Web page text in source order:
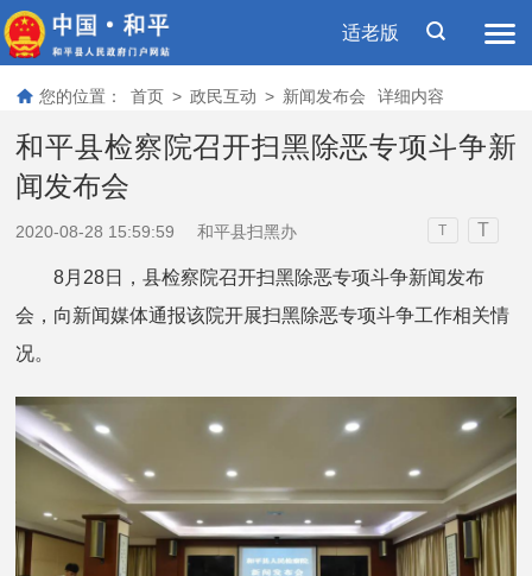
适老版
您的位置： 首页 > 政民互动 > 新闻发布会 详细内容
和平县检察院召开扫黑除恶专项斗争新
闻发布会
2020-08-28 15:59:59 和平县扫黑办 T T
8月28日，县检察院召开扫黑除恶专项斗争新闻发布
会，向新闻媒体通报该院开展扫黑除恶专项斗争工作相关情
况。